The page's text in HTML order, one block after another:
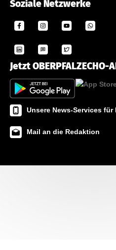
Soziale Netzwerke
Jetzt
Unsere News-Services für
Mail an die Redaktion